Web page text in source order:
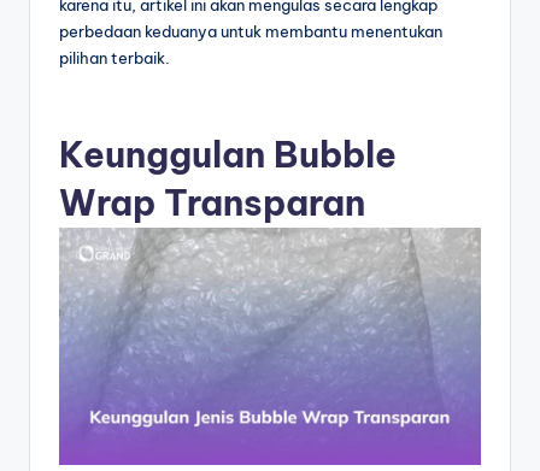
karena itu, artikel ini akan mengulas secara lengkap
perbedaan keduanya untuk membantu menentukan
pilihan terbaik.
Keunggulan Bubble
Wrap Transparan